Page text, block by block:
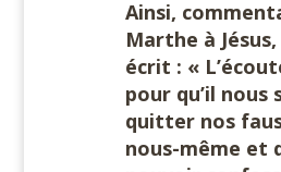
Ainsi,
Marthe à
écrit : «
pour qu’il nous
quitter nos
nous-même et